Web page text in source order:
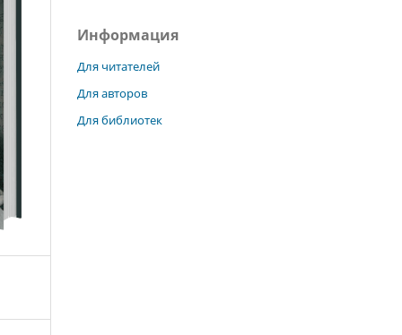
Информация
Для читателей
Для авторов
Для библиотек